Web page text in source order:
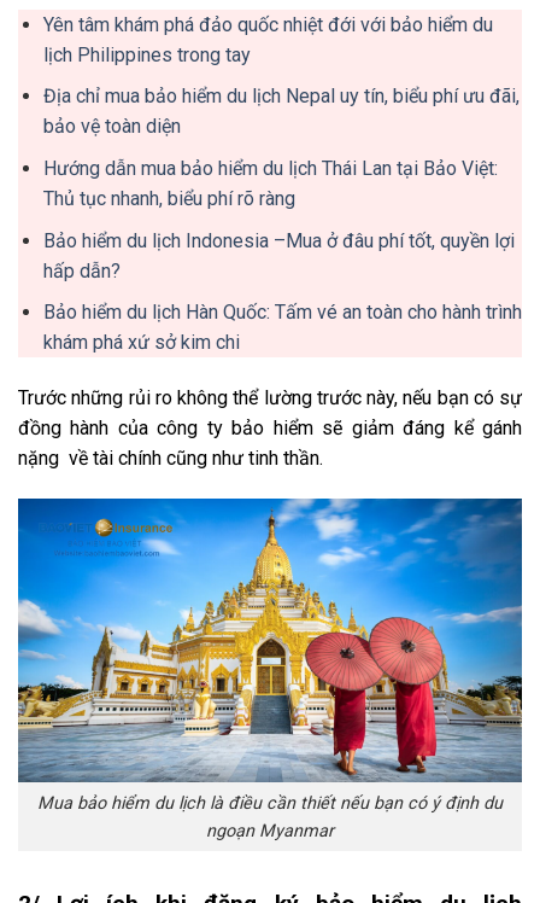
Yên tâm khám phá đảo quốc nhiệt đới với bảo hiểm du
lịch Philippines trong tay
Địa chỉ mua bảo hiểm du lịch Nepal uy tín, biểu phí ưu đãi,
bảo vệ toàn diện
Hướng dẫn mua bảo hiểm du lịch Thái Lan tại Bảo Việt:
Thủ tục nhanh, biểu phí rõ ràng
Bảo hiểm du lịch Indonesia –Mua ở đâu phí tốt, quyền lợi
hấp dẫn?
Bảo hiểm du lịch Hàn Quốc: Tấm vé an toàn cho hành trình
khám phá xứ sở kim chi
Trước những rủi ro không thể lường trước này, nếu bạn có sự
đồng hành của công ty bảo hiểm sẽ giảm đáng kể gánh
nặng về tài chính cũng như tinh thần.
Mua bảo hiểm du lịch là điều cần thiết nếu bạn có ý định du
ngoạn Myanmar